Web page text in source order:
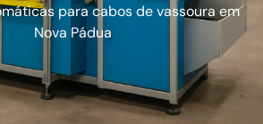
para cabos de vassoura em
Nova Pádua